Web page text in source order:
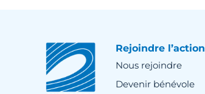
Rejoindre l’action
Nous rejoindre
Devenir bénévole